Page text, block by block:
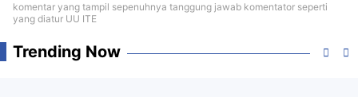
komentar yang tampil sepenuhnya tanggung jawab komentator seperti
yang diatur UU ITE
Trending Now